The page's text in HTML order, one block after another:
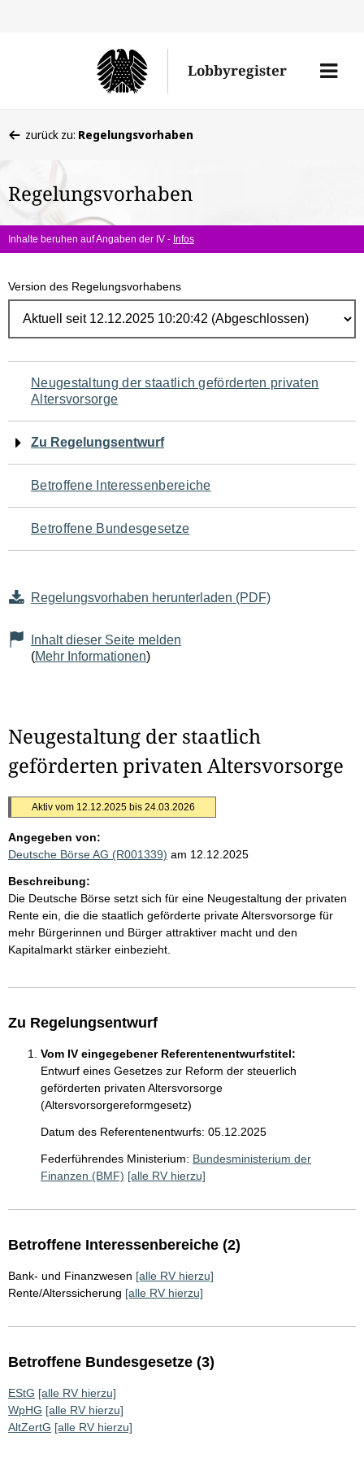
Lobbyregister
Menü
befinden
hier:
zurück zu: Regelungsvorhaben
Regelungsvorhaben
Inhalte beruhen auf Angaben der IV - Infos
Version des Regelungsvorhabens
Navigation
für
den
Seiteninhalt
Neugestaltung der staatlich geförderten privaten
Altersvorsorge
Zu Regelungsentwurf
Betroffene Interessenbereiche
Betroffene Bundesgesetze
Regelungsvorhaben herunterladen (PDF)
Inhalt dieser Seite melden
(Mehr Informationen)
Neugestaltung der staatlich
geförderten privaten Altersvorsorge
Aktiv vom 12.12.2025 bis 24.03.2026
Angegeben von:
Deutsche Börse AG (R001339) am 12.12.2025
Beschreibung:
Die Deutsche Börse setzt sich für eine Neugestaltung der privaten
Rente ein, die die staatlich geförderte private Altersvorsorge für
mehr Bürgerinnen und Bürger attraktiver macht und den
Kapitalmarkt stärker einbezieht.
Zu Regelungsentwurf
Vom IV eingegebener Referentenentwurfstitel:
Entwurf eines Gesetzes zur Reform der steuerlich
geförderten privaten Altersvorsorge
(Altersvorsorgereformgesetz)
Datum des Referentenentwurfs: 05.12.2025
Federführendes Ministerium: Bundesministerium der
Finanzen (BMF) [alle RV hierzu]
Betroffene Interessenbereiche (2)
Bank- und Finanzwesen [alle RV hierzu]
Rente/Alterssicherung [alle RV hierzu]
Betroffene Bundesgesetze (3)
EStG [alle RV hierzu]
WpHG [alle RV hierzu]
AltZertG [alle RV hierzu]